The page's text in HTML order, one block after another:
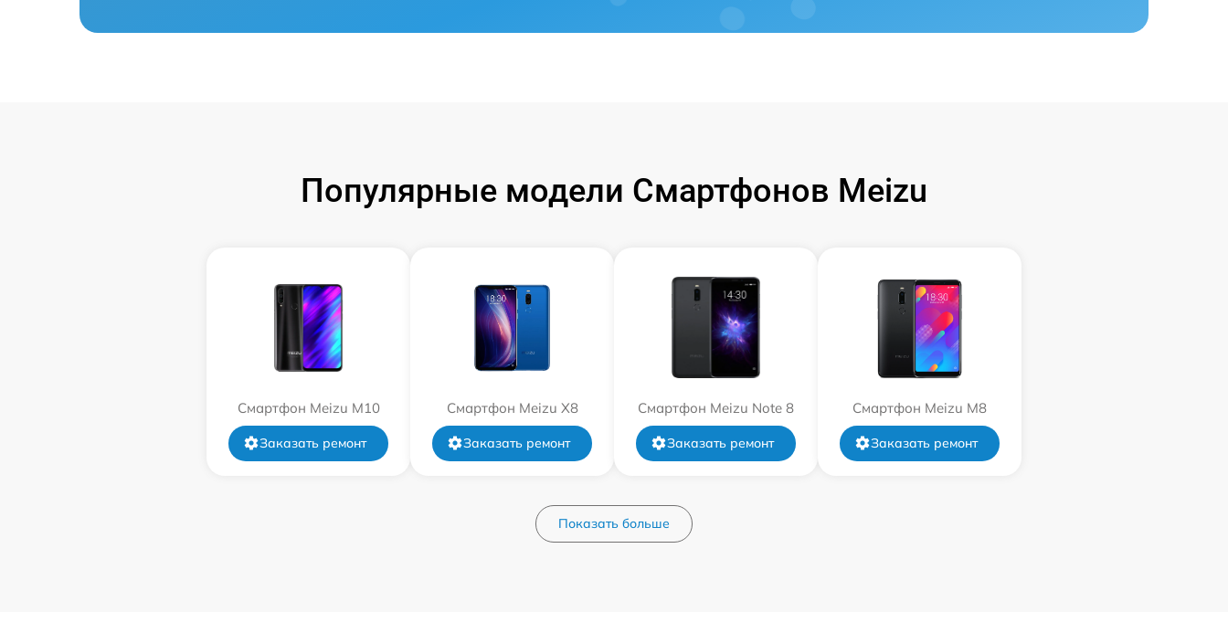
Популярные модели Смартфонов Meizu
Смартфон Meizu M10
Заказать ремонт
Смартфон Meizu X8
Заказать ремонт
Смартфон Meizu Note 8
Заказать ремонт
Смартфон Meizu M8
Заказать ремонт
Показать больше